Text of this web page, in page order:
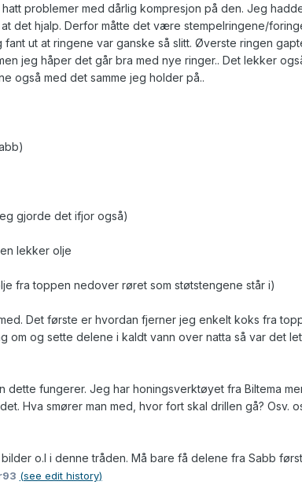
problemer med dårlig kompresjon på den. Jeg
det hjalp. Derfor måtte det være stempelringene/
ut at ringene var ganske så slitt. Øverste ringen
jeg håper det går bra med nye ringer.. Det lekker
også med det samme jeg holder på..
gjorde det ifjor også)
lekker olje
fra toppen nedover røret som støtstengene står i)
Det første er hvordan fjerner jeg enkelt koks fra
om og sette delene i kaldt vann over natta så var det
dette fungerer. Jeg har honingsverktøyet fra Biltema
Hva smører man med, hvor fort skal drillen gå? Osv.
o.l i denne tråden. Må bare få delene fra Sabb
(see edit history)